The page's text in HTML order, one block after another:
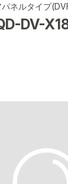
ネルタイプ
DV-